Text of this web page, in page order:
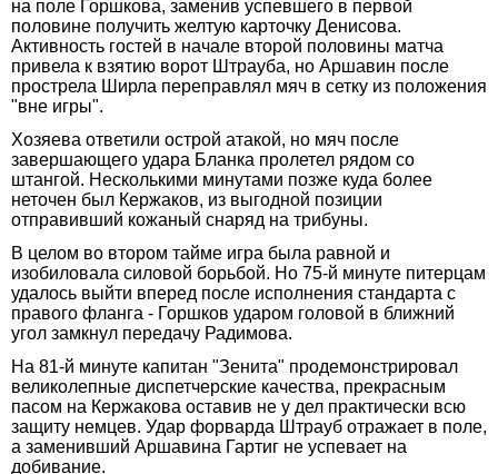
на поле Горшкова, заменив успевшего в первой
половине получить желтую карточку Денисова.
Активность гостей в начале второй половины матча
привела к взятию ворот Штрауба, но Аршавин после
прострела Ширла переправлял мяч в сетку из положения
"вне игры".
Хозяева ответили острой атакой, но мяч после
завершающего удара Бланка пролетел рядом со
штангой. Несколькими минутами позже куда более
неточен был Кержаков, из выгодной позиции
отправивший кожаный снаряд на трибуны.
В целом во втором тайме игра была равной и
изобиловала силовой борьбой. Но 75-й минуте питерцам
удалось выйти вперед после исполнения стандарта с
правого фланга - Горшков ударом головой в ближний
угол замкнул передачу Радимова.
На 81-й минуте капитан "Зенита" продемонстрировал
великолепные диспетчерские качества, прекрасным
пасом на Кержакова оставив не у дел практически всю
защиту немцев. Удар форварда Штрауб отражает в поле,
а заменивший Аршавина Гартиг не успевает на
добивание.